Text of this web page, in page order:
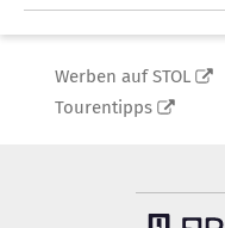
Werben auf STOL
Tourentipps